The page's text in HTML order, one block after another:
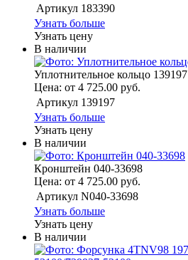
Артикул 183390
Узнать больше
Узнать цену
В наличии
Уплотнительное кольцо 139197
Цена: от 4 725.00 руб.
Артикул 139197
Узнать больше
Узнать цену
В наличии
Кронштейн 040-33698
Цена: от 4 725.00 руб.
Артикул N040-33698
Узнать больше
Узнать цену
В наличии